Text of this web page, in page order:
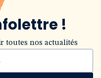
!
toutes nos actualités